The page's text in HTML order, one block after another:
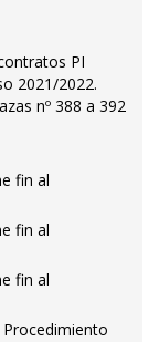
PI
2021/2022.
nº 388 a 392
fin al
fin al
fin al